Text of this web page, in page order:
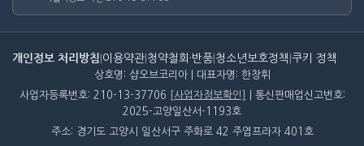
개인정보 처리방침 이용약관 청약철회·반품 청소년보호정책 쿠키 정책
상호명: 샵오브코리아 | 대표자명: 한창휘
사업자등록번호: 210-13-37706
[사업자정보확인]
| 통신판매업신고번호:
2025-고양일산서-1193호
주소: 경기도 고양시 일산서구 주화로 42 주엽프라자 401호